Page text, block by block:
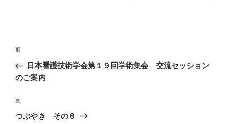
投
ナ
ゲ
ー
過
去
の
稿
前
日本看護技術学会第１９回学術集会 交流セッション
のご案内
次
の
次
つぶやき その６